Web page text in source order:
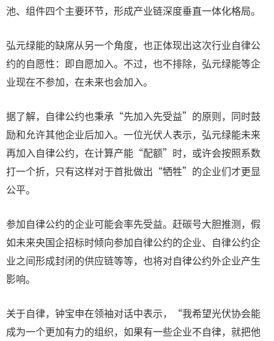
池、组件四个主要环节，形成产业链深度垂直一体化格局。
弘元绿能的缺席从另一个角度，也正体现出这次行业自律公
约的自愿性：即自愿加入。不过，也不排除，弘元绿能等企
业现在不参加，在未来也会加入。
据了解，自律公约也秉承“先加入先受益”的原则，同时鼓
励和允许其他企业后加入。一位光伏人表示，弘元绿能未来
再加入自律公约，在计算产能“配额”时，或许会按照系数
打一个折，只有这样对于首批做出“牺牲”的企业们才更显
公平。
参加自律公约的企业可能会率先受益。赶碳号大胆推测，假
如未来央国企招标时倾向参加自律公约的企业、自律公约企
业之间形成封闭的供应链等等，也将对自律公约外企业产生
影响。
关于自律，钟宝申在领袖对话中表示，“我希望光伏协会能
成为一个更加有力的组织，如果有一些企业不自律，就把他